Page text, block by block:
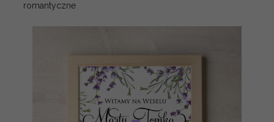
romantyczne